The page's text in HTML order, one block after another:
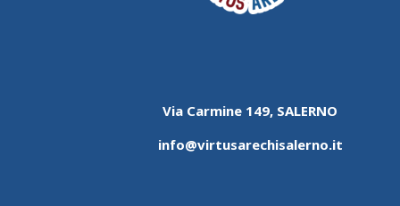
Via Carmine 149, SALERNO
info@virtusarechisalerno.it